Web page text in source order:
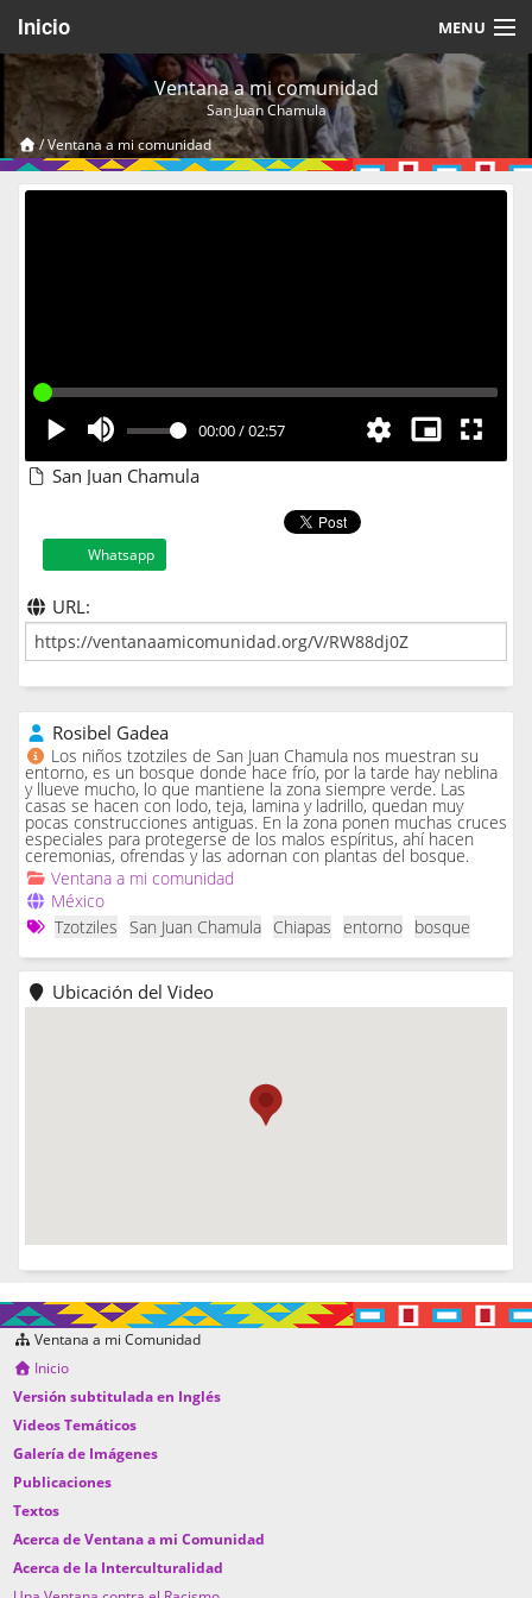
Inicio MENU
Acerca de
Videos Temáticos
Cerrar Sesión
Ventana a mi comunidad
San Juan Chamula
/Ventana a mi comunidad
00:00/02:57
San Juan Chamula
Whatsapp
URL:
Rosibel Gadea
Los niños tzotziles de San Juan Chamula nos muestran su
entorno, es un bosque donde hace frío, por la tarde hay neblina
y llueve mucho, lo que mantiene la zona siempre verde. Las
casas se hacen con lodo, teja, lamina y ladrillo, quedan muy
pocas construcciones antiguas. En la zona ponen muchas cruces
especiales para protegerse de los malos espíritus, ahí hacen
ceremonias, ofrendas y las adornan con plantas del bosque.
Ventana a mi comunidad
México
Tzotziles
San Juan Chamula Chiapas entorno bosque
Ubicación del Video
Ventana a mi Comunidad
Inicio
Versión subtitulada en Inglés
Videos Temáticos
Galería de Imágenes
Publicaciones
Textos
Acerca de Ventana a mi Comunidad
Acerca de la Interculturalidad